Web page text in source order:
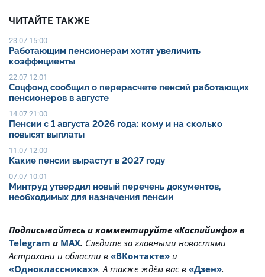
ЧИТАЙТЕ ТАКЖЕ
23.07 15:00
Работающим пенсионерам хотят увеличить
коэффициенты
22.07 12:01
Соцфонд сообщил о перерасчете пенсий работающих
пенсионеров в августе
14.07 21:00
Пенсии с 1 августа 2026 года: кому и на сколько
повысят выплаты
11.07 12:00
Какие пенсии вырастут в 2027 году
07.07 10:01
Минтруд утвердил новый перечень документов,
необходимых для назначения пенсии
Подписывайтесь и комментируйте «Каспийинфо» в
Telegram и MAX. Cледите за главными новостями
Астрахани и области в «ВКонтакте» и
«Одноклассниках». А также ждём вас в «Дзен».